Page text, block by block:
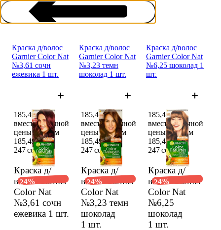
Краски для волос
Краска д/волос
Garnier Color Nat
№3,61 сочн
ежеви­ка 1 шт.
Краска д/
волос Garnier
Color Nat
№3,61 сочн
ежеви­ка 1 шт.
185,49 сом
вместо обычной
цены 247 сом
185,49 сом
247 сом
24%
Краска д/волос
Garnier Color Nat
№3,23 темн
шоколад 1 шт.
Краска д/
волос Garnier
Color Nat
№3,23 темн
шоколад
1 шт.
185,49 сом
вместо обычной
цены 247 сом
185,49 сом
247 сом
24%
Краска д/волос
Garnier Color Nat
№6,25 шоколад 1
шт.
Краска д/
волос Garnier
Color Nat
№6,25
шоколад
1 шт.
185,49 сом
вместо обычной
цены 247 сом
185,49 сом
247 сом
24%